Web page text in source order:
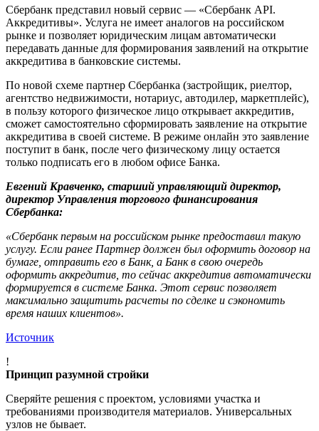
Сбербанк представил новый сервис — «Сбербанк API.
Аккредитивы». Услуга не имеет аналогов на российском
рынке и позволяет юридическим лицам автоматически
передавать данные для формирования заявлений на открытие
аккредитива в банковские системы.
По новой схеме партнер Сбербанка (застройщик, риелтор,
агентство недвижимости, нотариус, автодилер, маркетплейс),
в пользу которого физическое лицо открывает аккредитив,
сможет самостоятельно сформировать заявление на открытие
аккредитива в своей системе. В режиме онлайн это заявление
поступит в банк, после чего физическому лицу остается
только подписать его в любом офисе Банка.
Евгений Кравченко, старший управляющий директор,
директор Управления торгового финансирования
Сбербанка:
«Сбербанк первым на российском рынке предоставил такую
услугу. Если ранее Партнер должен был оформить договор на
бумаге, отправить его в Банк, а Банк в свою очередь
оформить аккредитив, то сейчас аккредитив автоматически
формируется в системе Банка. Этот сервис позволяет
максимально защитить расчеты по сделке и сэкономить
время наших клиентов».
Источник
!
Принцип разумной стройки
Сверяйте решения с проектом, условиями участка и
требованиями производителя материалов. Универсальных
узлов не бывает.